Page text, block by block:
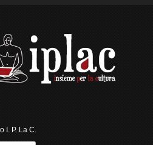
I. P. La C.